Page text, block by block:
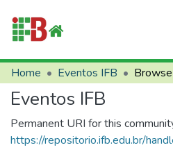
Communities & Collections
All of RIIFB
About RIIFB
Home Eventos IFB
Eventos IFB
Permanent URI for this
https://repositorio.ifb.edu.br/